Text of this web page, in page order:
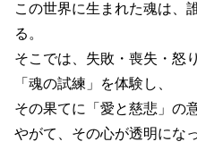
この世界に生まれた魂は、
る。
そこでは、失敗・喪失・怒
「魂の試練」を体験し、
その果てに「愛と慈悲」の
やがて、その心が透明にな